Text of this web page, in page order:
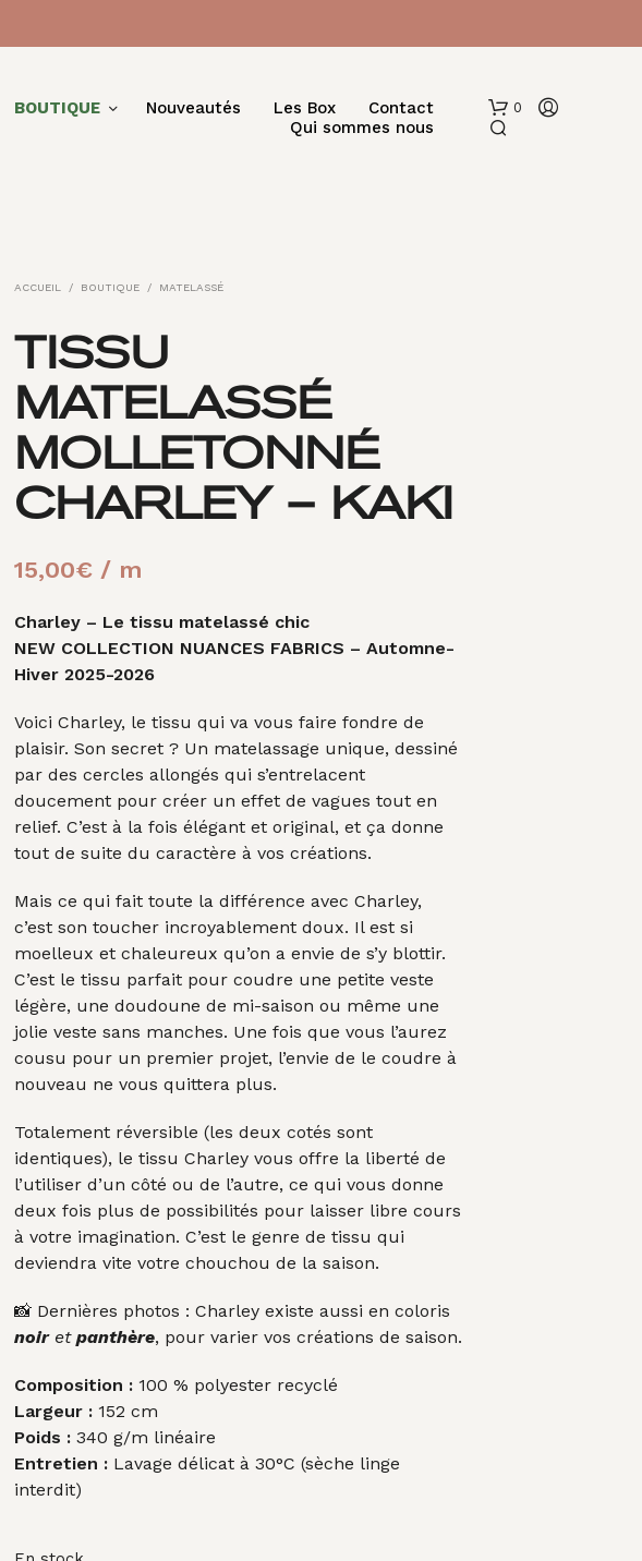
BOUTIQUE Nouveautés Les Box
Contact
Qui sommes nous
0
ACCUEIL / BOUTIQUE / MATELASSÉ
TISSU
MATELASSÉ
MOLLETONNÉ
CHARLEY – KAKI
15,00€ / m
Charley – Le tissu matelassé chic
NEW COLLECTION NUANCES FABRICS – Automne-
Hiver 2025-2026
Voici Charley, le tissu qui va vous faire fondre de
plaisir. Son secret ? Un matelassage unique, dessiné
par des cercles allongés qui s’entrelacent
doucement pour créer un effet de vagues tout en
relief. C’est à la fois élégant et original, et ça donne
tout de suite du caractère à vos créations.
Mais ce qui fait toute la différence avec Charley,
c’est son toucher incroyablement doux. Il est si
moelleux et chaleureux qu’on a envie de s’y blottir.
C’est le tissu parfait pour coudre une petite veste
légère, une doudoune de mi-saison ou même une
jolie veste sans manches. Une fois que vous l’aurez
cousu pour un premier projet, l’envie de le coudre à
nouveau ne vous quittera plus.
Totalement réversible (les deux cotés sont
identiques), le tissu Charley vous offre la liberté de
l’utiliser d’un côté ou de l’autre, ce qui vous donne
deux fois plus de possibilités pour laisser libre cours
à votre imagination. C’est le genre de tissu qui
deviendra vite votre chouchou de la saison.
📸 Dernières photos : Charley existe aussi en coloris
noir et panthère, pour varier vos créations de saison.
Composition : 100 % polyester recyclé
Largeur : 152 cm
Poids : 340 g/m linéaire
Entretien : Lavage délicat à 30°C (sèche linge
interdit)